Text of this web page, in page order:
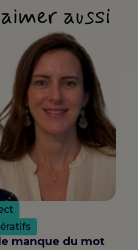
aimer aussi
manque du mot